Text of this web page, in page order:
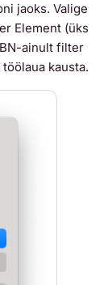
jaoks. Valige
Element(üks
ainult filter
kausta.